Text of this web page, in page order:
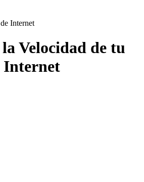
Internet
Velocidad de tu
Internet